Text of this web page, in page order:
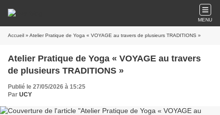
MENU
Accueil » Atelier Pratique de Yoga « VOYAGE au travers de plusieurs TRADITIONS »
Atelier Pratique de Yoga « VOYAGE au travers
de plusieurs TRADITIONS »
Publié le 27/05/2026 à 15:25
Par UCY